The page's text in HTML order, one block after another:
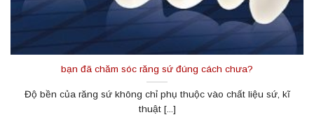
bạn đã chăm sóc răng sứ đúng cách chưa?
Độ bền của răng sứ không chỉ phụ thuộc vào chất liệu sứ, kĩ
thuật [...]